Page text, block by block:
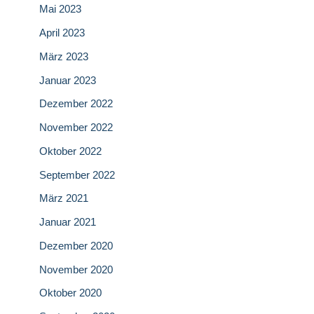
Mai 2023
April 2023
März 2023
Januar 2023
Dezember 2022
November 2022
Oktober 2022
September 2022
März 2021
Januar 2021
Dezember 2020
November 2020
Oktober 2020